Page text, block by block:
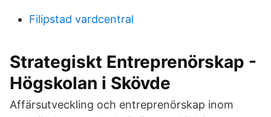
Filipstad vardcentral
Strategiskt Entreprenörskap -
Högskolan i Skövde
Affärsutveckling och entreprenörskap inom